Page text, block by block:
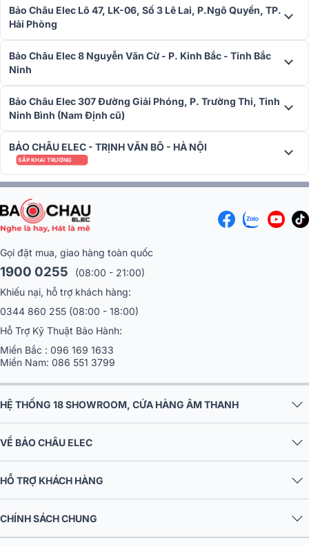
Với củ micro condenser cardioid chuyên nghiệp, thiết bị tái tạo âm
thanh rõ ràng và chi tiết nhờ độ nhạy cao (-41±1.5dB) và dải tần số
rộng 80Hz-16kHz. Loa tích hợp chất lượng cao giúp chống hú hiệu
quả và tự động tắt khi micro hoạt động, đảm bảo không xảy ra
phản hồi âm thanh không mong muốn.
Bên cạnh đó, micro hỗ trợ tính năng theo dõi camera tự động và đơn
vị chủ tịch được ưu tiên kiểm soát cuộc họp mà không giới hạn số
lượng người phát biểu. Với dây 8 pin kết nối hình "T", cổng tai nghe
3.5mm và nguồn điện DC24V, micro dễ dàng lắp đặt, sử dụng và
=> Xem thêm: Micro đại biểu ITC TF-A0502
Micro ITC TF-0502 (Micro chủ tọa có dây) áp dụng công nghệ thiết
đèn chỉ báo hình vòng, với đèn đỏ báo hiệu khi đang phát biểu và
đèn xanh khi đăng ký phát biểu.
Bảo Châu Elec Lô 47, LK-06, Số 3 Lê Lai, P.Ngô Quyền, TP.
Hải Phòng
Bảo Châu Elec 8 Nguyễn Văn Cừ - P. Kinh Bắc - Tỉnh Bắc
Ninh
Bảo Châu Elec 307 Đường Giải Phóng, P. Trường Thi, Tỉnh
Ninh Bình (Nam Định cũ)
BẢO CHÂU ELEC - TRỊNH VĂN BÔ - HÀ NỘI
SẮP KHAI TRƯƠNG
Gọi đặt mua, giao hàng toàn quốc
1900 0255
(08:00 - 21:00)
Khiếu nại, hỗ trợ khách hàng:
0344 860 255 (08:00 - 18:00)
Hỗ Trợ Kỹ Thuật Bảo Hành:
Miền Bắc : 096 169 1633
Miền Nam: 086 551 3799
HỆ THỐNG 18 SHOWROOM, CỬA HÀNG ÂM THANH
VỀ BẢO CHÂU ELEC
HỖ TRỢ KHÁCH HÀNG
CHÍNH SÁCH CHUNG